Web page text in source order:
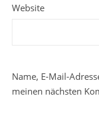
Website
Name, E-Mail-
meinen nächsten